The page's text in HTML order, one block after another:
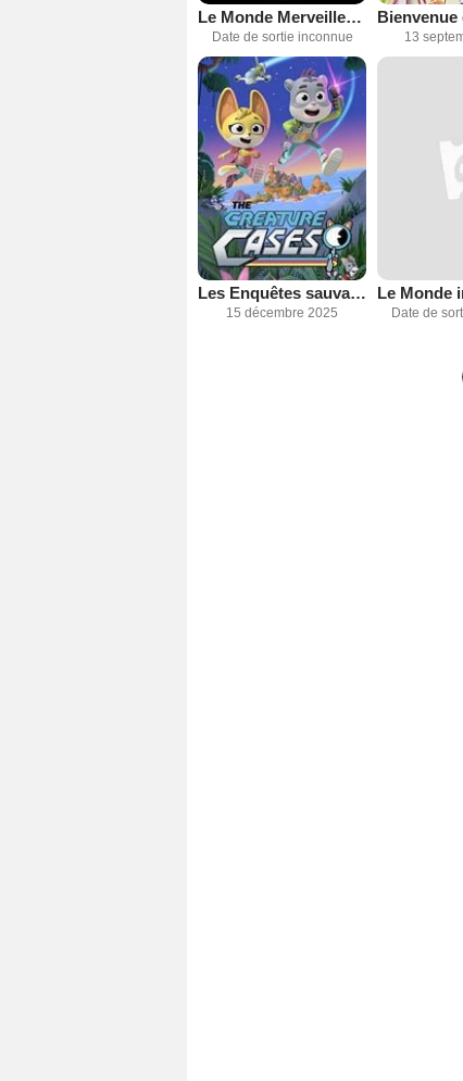
Le Monde Merveilleusement Bizarre de Gumbal
Date de sortie inconnue 13
Les Enquêtes sauvages
15 décembre 2025 Date de